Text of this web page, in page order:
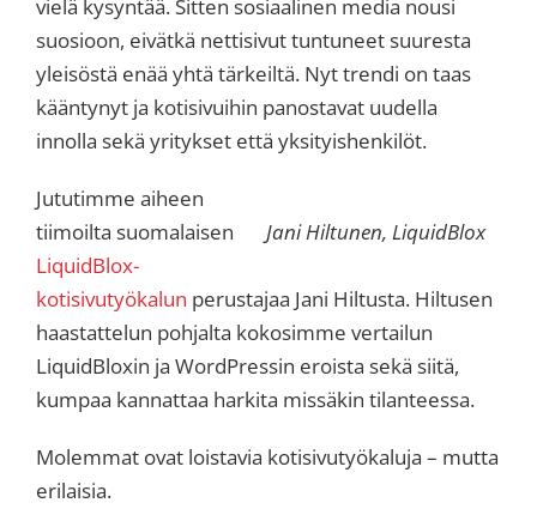
vielä kysyntää. Sitten sosiaalinen media nousi
suosioon, eivätkä nettisivut tuntuneet suuresta
yleisöstä enää yhtä tärkeiltä. Nyt trendi on taas
kääntynyt ja kotisivuihin panostavat uudella
innolla sekä yritykset että yksityishenkilöt.
Jani Hiltunen, LiquidBlox
Jututimme aiheen
tiimoilta suomalaisen
LiquidBlox-
kotisivutyökalun perustajaa Jani Hiltusta. Hiltusen
haastattelun pohjalta kokosimme vertailun
LiquidBloxin ja WordPressin eroista sekä siitä,
kumpaa kannattaa harkita missäkin tilanteessa.
Molemmat ovat loistavia kotisivutyökaluja – mutta
erilaisia.